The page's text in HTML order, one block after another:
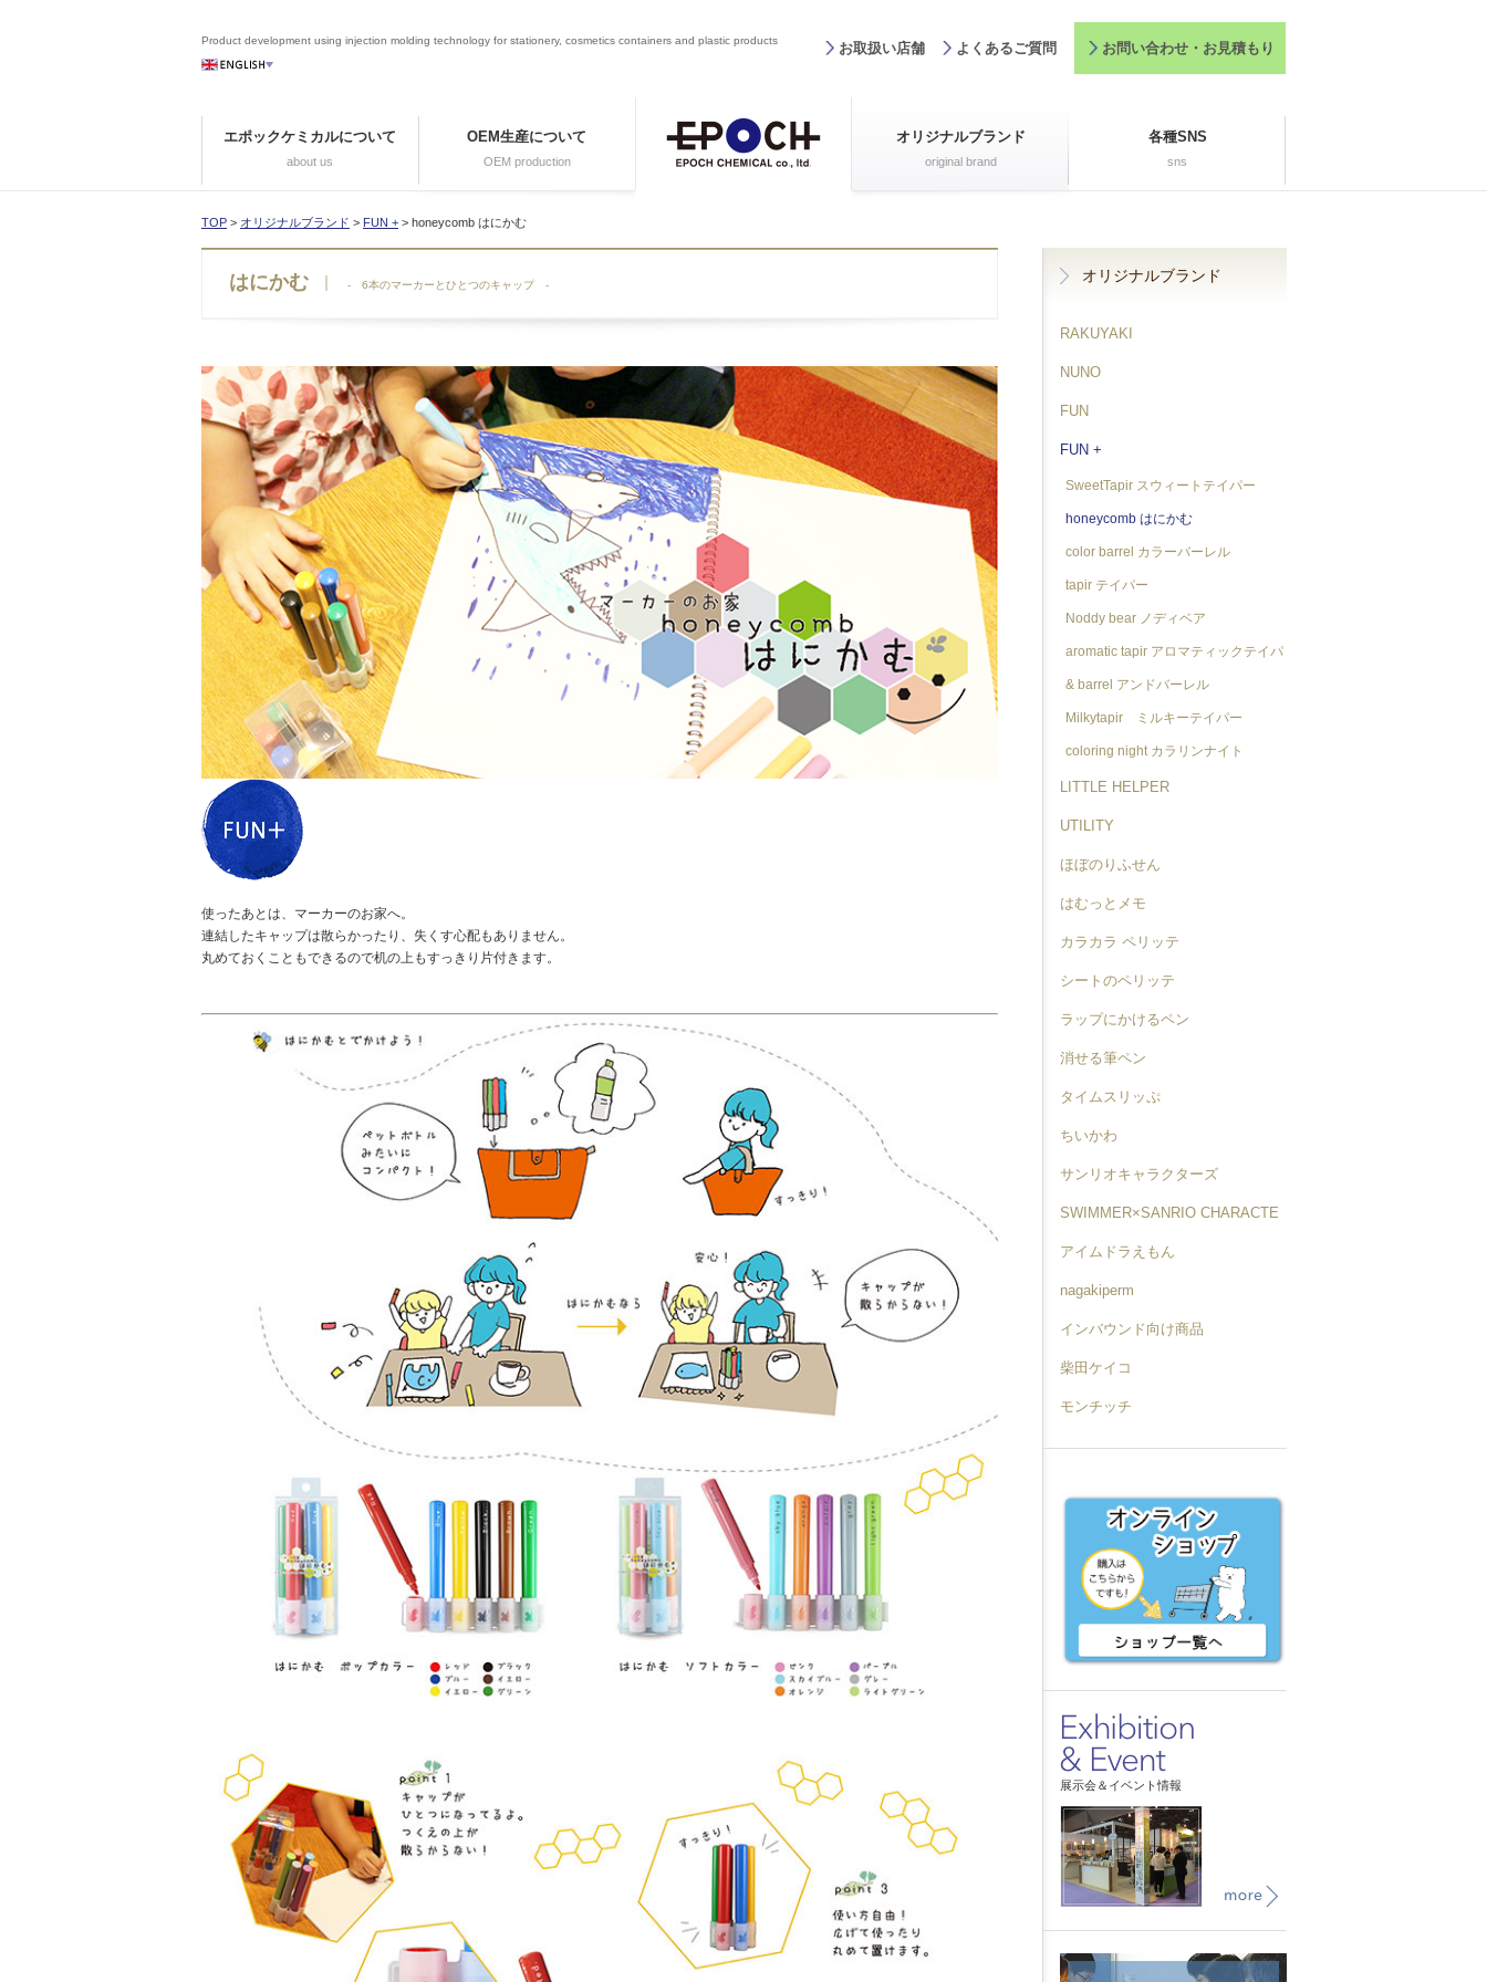
Product development using injection molding technology for stationery, cosmetics containers and plastic products お取扱い店舗 よくあるご質問 お問い合わせ・お見積もり
エポックケミカルについて
about us
OEM生産について
OEM production
オリジナルブランド
original brand
各種SNS
sns
TOP > オリジナルブランド > FUN + > honeycomb はにかむ
はにかむ - 6本のマーカーとひとつのキャップ -
使ったあとは、マーカーのお家へ。
連結したキャップは散らかったり、失くす心配もありません。
丸めておくこともできるので机の上もすっきり片付きます。
オリジナルブランド
RAKUYAKI
NUNO
FUN
FUN +
SweetTapir スウィートテイパー
honeycomb はにかむ
color barrel カラーバーレル
tapir テイパー
Noddy bear ノディベア
aromatic tapir アロマティックテイパ
& barrel アンドバーレル
Milkytapir ミルキーテイパー
coloring night カラリンナイト
LITTLE HELPER
UTILITY
ほぼのりふせん
はむっとメモ
カラカラ ペリッテ
シートのペリッテ
ラップにかけるペン
消せる筆ペン
タイムスリッぷ
ちいかわ
サンリオキャラクターズ
SWIMMER×SANRIO CHARACTE
RSアイムドラえもん
nagakiperm
インバウンド向け商品
柴田ケイコ
モンチッチ
展示会＆イベント情報